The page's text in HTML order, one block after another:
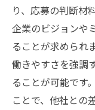
り、応募の判断材
企業のビジョンや
ることが求められ
働きやすさを強調
ることが可能です
ことで、他社との